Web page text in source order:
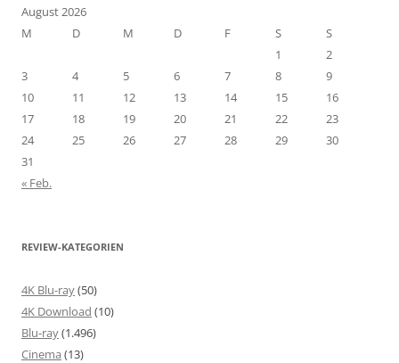
August 2026
M
D M D F S
S
1
2
3
4 5 6 7 8
9
10
11 12 13 14 15
16
17
18 19 20 21 22
23
24
25 26 27 28 29
30
31
« Feb.
REVIEW-KATEGORIEN
4K Blu-ray(50)
4K Download (10)
Blu-ray(1.496)
Cinema (13)